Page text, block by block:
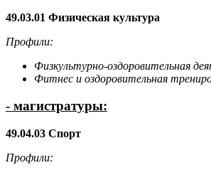
49.03.01 Физическая культура
Профили:
Физкультурно-оздоровительная
Фитнес и оздоровительная
- магистратуры:
49.04.03 Спорт
Профили: